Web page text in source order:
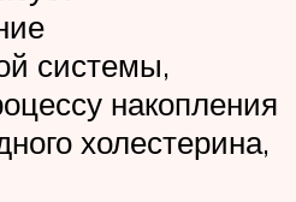
системы,
накопления
холестерина,